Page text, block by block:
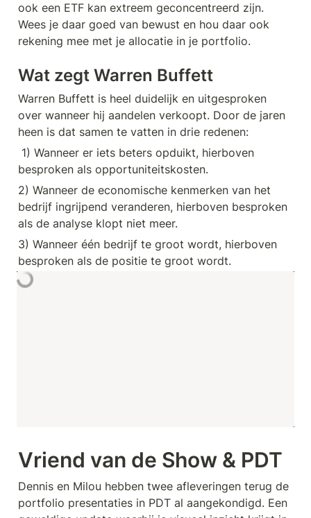
ook een ETF kan extreem geconcentreerd zijn.
Wees je daar goed van bewust en hou daar ook
rekening mee met je allocatie in je portfolio.
Wat zegt Warren Buffett
Warren Buffett is heel duidelijk en uitgesproken
over wanneer hij aandelen verkoopt. Door de jaren
heen is dat samen te vatten in drie redenen:
besproken als opportuniteitskosten.
2) Wanneer de economische kenmerken van het
bedrijf ingrijpend veranderen, hierboven besproken
als de analyse klopt niet meer.
3) Wanneer één bedrijf te groot wordt, hierboven
besproken als de positie te groot wordt.
Vriend van de Show & PDT
Dennis en Milou hebben twee afleveringen terug de
portfolio presentaties in PDT al aangekondigd. Een